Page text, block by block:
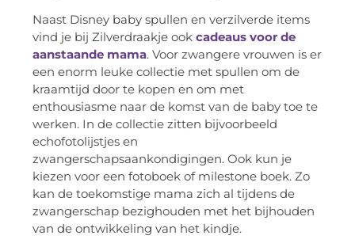
Naast Disney baby spullen en verzilverde items
vind je bij Zilverdraakje ook cadeaus voor de
aanstaande mama. Voor zwangere vrouwen is er
een enorm leuke collectie met spullen om de
kraamtijd door te kopen en om met
enthousiasme naar de komst van de baby toe te
werken. In de collectie zitten bijvoorbeeld
echofotolijstjes en
zwangerschapsaankondigingen. Ook kun je
kiezen voor een fotoboek of milestone boek. Zo
kan de toekomstige mama zich al tijdens de
zwangerschap bezighouden met het bijhouden
van de ontwikkeling van het kindje.